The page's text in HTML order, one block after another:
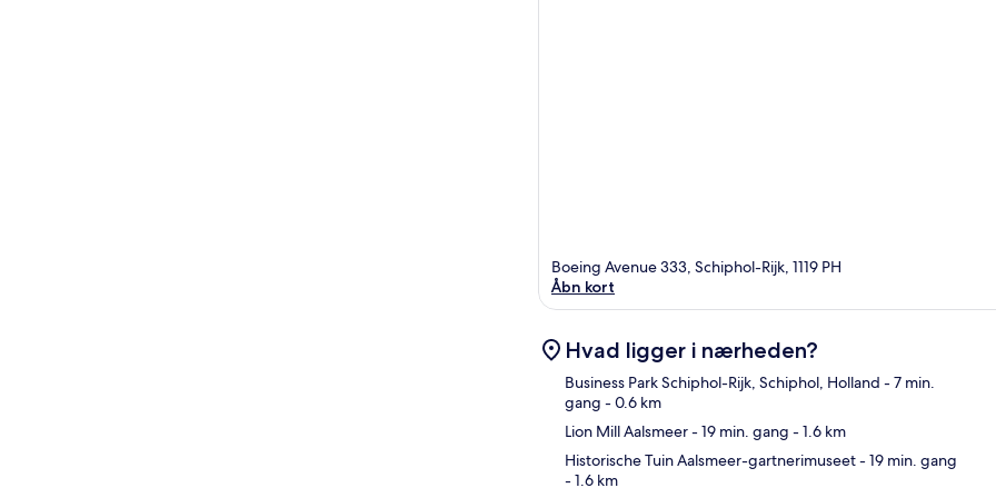
Boeing Avenue 333, Schiphol-Rijk, 1119 PH
Åbn kort
Hvad ligger i nærheden?
Business Park Schiphol-Rijk, Schiphol, Holland - 7 min.
gang - 0.6 km
Lion Mill Aalsmeer- 19 min. gang - 1.6 km
Historische Tuin Aalsmeer-gartnerimuseet- 19 min. gang
- 1.6 km